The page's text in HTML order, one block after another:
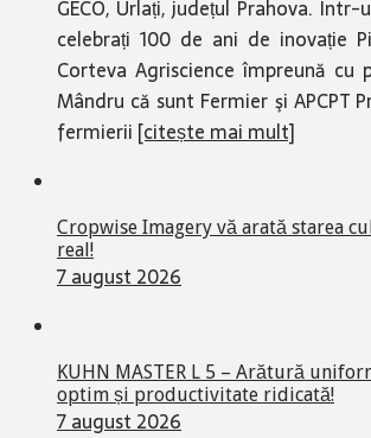
GECO, Urlați, județul Prahova.
celebrați 100 de ani de inovație
Corteva Agriscience împreună cu
Mândru că sunt Fermier şi APCPT
fermierii [citește mai mult]
Cropwise Imagery vă arată starea
real!
7 august 2026
KUHN MASTER L 5 – Arătură
optim și productivitate ridicată!
7 august 2026